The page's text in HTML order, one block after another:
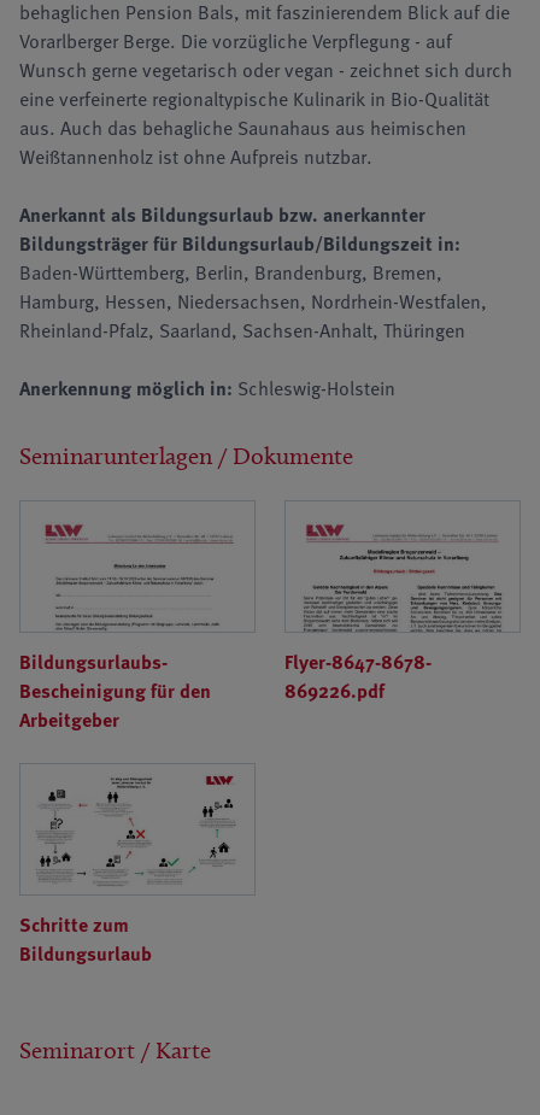
behaglichen Pension Bals, mit faszinierendem Blick auf die
Vorarlberger Berge. Die vorzügliche Verpflegung - auf
Wunsch gerne vegetarisch oder vegan - zeichnet sich durch
eine verfeinerte regionaltypische Kulinarik in Bio-Qualität
aus. Auch das behagliche Saunahaus aus heimischen
Weißtannenholz ist ohne Aufpreis nutzbar.
Anerkannt als Bildungsurlaub bzw. anerkannter
Bildungsträger für Bildungsurlaub/Bildungszeit in:
Baden-Württemberg, Berlin, Brandenburg, Bremen,
Hamburg, Hessen, Niedersachsen, Nordrhein-Westfalen,
Rheinland-Pfalz, Saarland, Sachsen-Anhalt, Thüringen
Anerkennung möglich in: Schleswig-Holstein
Seminarunterlagen / Dokumente
Bildungsurlaubs-
Bescheinigung für den
Arbeitgeber
Flyer-8647-8678-
869226.pdf
Schritte zum
Bildungsurlaub
Seminarort / Karte